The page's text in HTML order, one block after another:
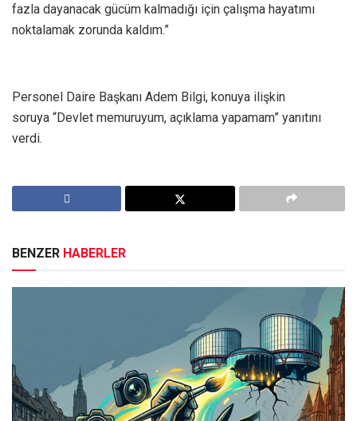
fazla dayanacak gücüm kalmadığı için çalışma hayatımı
noktalamak zorunda kaldım.”
Personel Daire Başkanı Adem Bilgi, konuya ilişkin
soruya “Devlet memuruyum, açıklama yapamam” yanıtını
verdi.
BENZER HABERLER